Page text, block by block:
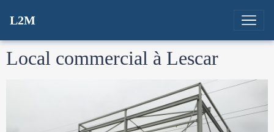
L2M
Local commercial à Lescar